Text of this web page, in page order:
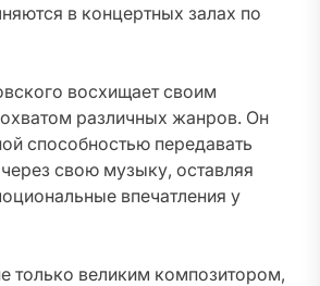
в концертных залах по
восхищает своим
различных жанров. Он
способностью передавать
свою музыку, оставляя
впечатления у
только великим композитором,